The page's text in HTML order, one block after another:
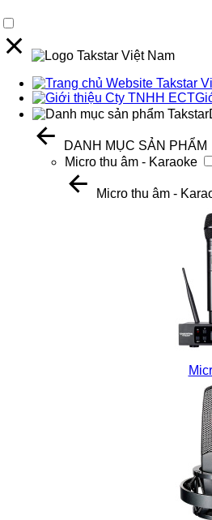
DANH MỤC SẢN PHẨM
Micro thu âm - Karaoke
Micro thu âm -